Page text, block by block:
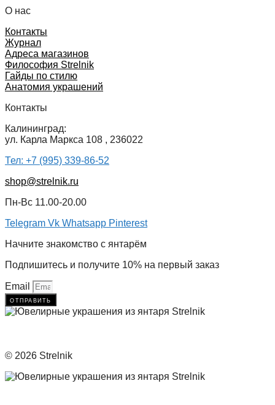
О нас
Контакты
Журнал
Адреса магазинов
Философия Strelnik
Гайды по стилю
Анатомия украшений
Контакты
Калининград:
ул. Карла Маркса 108 , 236022
Тел: +7 (995) 339-86-52
shop@strelnik.ru
Пн-Вс 11.00-20.00
Telegram Vk Whatsapp Pinterest
Начните знакомство с янтарём
Подпишитесь и получите 10% на первый заказ
Email
отправить
© 2026 Strelnik